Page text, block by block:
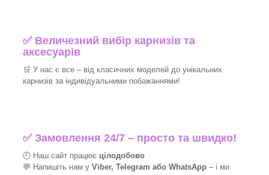
✅ Величезний вибір карнизів та
аксесуарів
🛒 У нас є все – від класичних моделей до унікальних
карнизів за індивідуальними побажаннями!​
✅Замовлення 24/7 – просто та швидко!
🕘 Наш сайт працює цілодобово
💬 Напишіть нам у Viber, Telegram або WhatsApp – і ми